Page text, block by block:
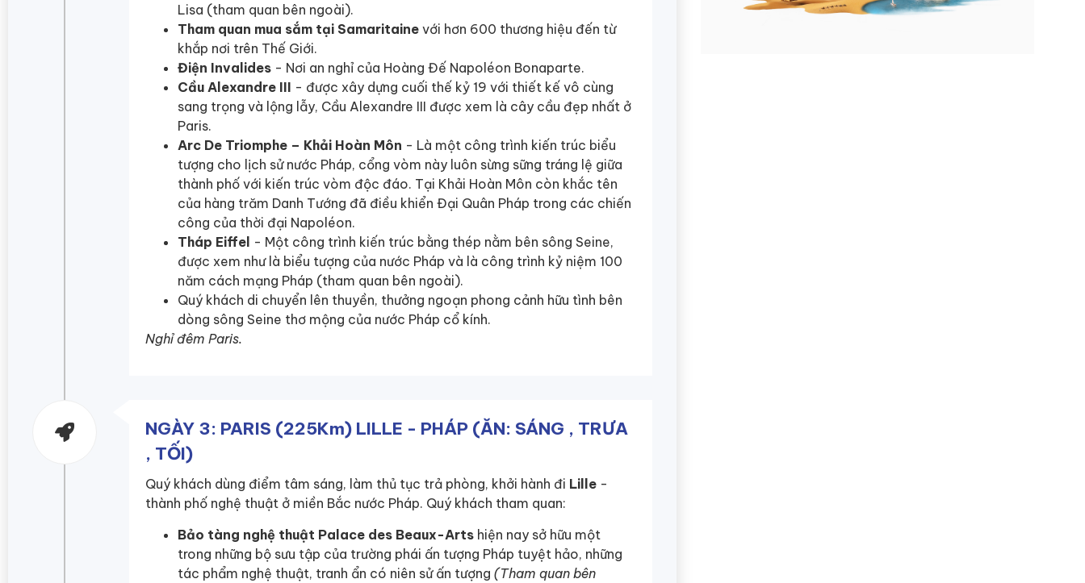
Lisa (tham quan bên ngoài).
Tham quan mua sắm tại Samaritaine với hơn 600 thương hiệu đến từ
khắp nơi trên Thế Giới.
Điện Invalides - Nơi an nghỉ của Hoàng Đế Napoléon Bonaparte.
Cầu Alexandre III - được xây dựng cuối thế kỷ 19 với thiết kế vô cùng
sang trọng và lộng lẫy, Cầu Alexandre III được xem là cây cầu đẹp nhất ở
Paris.
Arc De Triomphe – Khải Hoàn Môn - Là một công trình kiến trúc biểu
tượng cho lịch sử nước Pháp, cổng vòm này luôn sừng sững tráng lệ giữa
thành phố với kiến trúc vòm độc đáo. Tại Khải Hoàn Môn còn khắc tên
của hàng trăm Danh Tướng đã điều khiển Đại Quân Pháp trong các chiến
công của thời đại Napoléon.
Tháp Eiffel - Một công trình kiến trúc bằng thép nằm bên sông Seine,
được xem như là biểu tượng của nước Pháp và là công trình kỷ niệm 100
năm cách mạng Pháp (tham quan bên ngoài).
Quý khách di chuyển lên thuyền, thưởng ngoạn phong cảnh hữu tình bên
dòng sông Seine thơ mộng của nước Pháp cổ kính.
Nghỉ đêm Paris.
NGÀY 3: PARIS (225Km) LILLE - PHÁP (ĂN: SÁNG , TRƯA
, TỐI)
Quý khách dùng điểm tâm sáng, làm thủ tục trả phòng, khởi hành đi Lille -
thành phố nghệ thuật ở miền Bắc nước Pháp. Quý khách tham quan:
Bảo tàng nghệ thuật Palace des Beaux-Arts hiện nay sở hữu một
trong những bộ sưu tập của trường phái ấn tượng Pháp tuyệt hảo, những
tác phẩm nghệ thuật, tranh ẩn có niên sử ấn tượng (Tham quan bên